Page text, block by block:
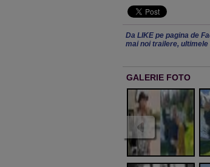
Da LIKE pe pagina de
mai noi trailere,
GALERIE FOTO